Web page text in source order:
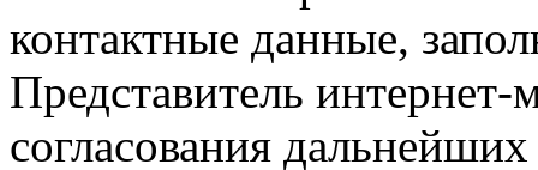
контактные данные,
Представитель
согласования